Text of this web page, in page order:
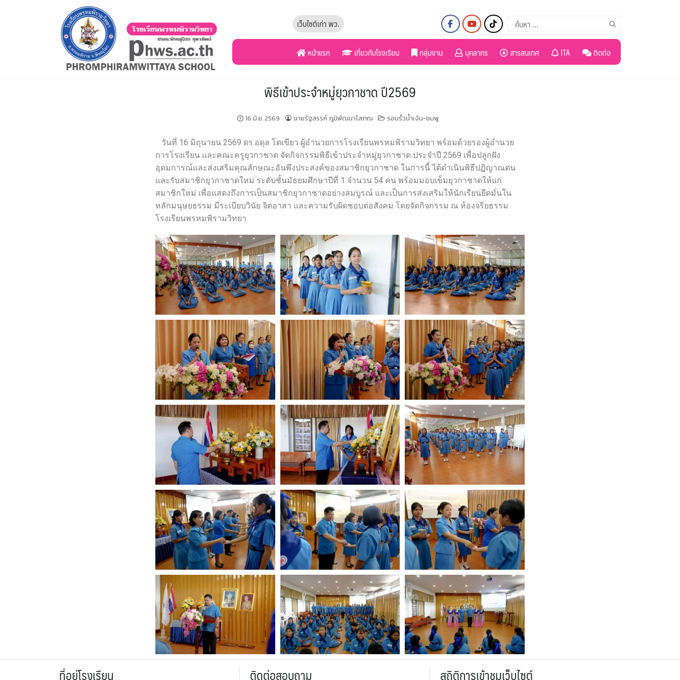
เว็บไซต์เก่า พว.
หน้าแรก เกี่ยวกับโรงเรียน กลุ่มงาน บุคลากร สารสนเทศ ITA ติดต่อ
พิธีเข้าประจำหมู่ยุวกาชาด ปี2569
16 มิ.ย. 2569 นายรัฐสรรค์ ภูมิพัฒนาโสภณ รอบรั้วน้ำเงิน-ชมพู
วันที่ 16 มิถุนายน 2569 ดร.อดุล โตเขียว ผู้อำนวยการโรงเรียนพรหมพิรามวิทยา พร้อมด้วยรองผู้อำนวย
การโรงเรียน และคณะครูยุวกาชาด จัดกิจกรรมพิธีเข้าประจำหมู่ยุวกาชาด ประจำปี 2569 เพื่อปลูกฝัง
อุดมการณ์และส่งเสริมคุณลักษณะอันพึงประสงค์ของสมาชิกยุวกาชาด ในการนี้ ได้ดำเนินพิธีปฏิญาณตน
และรับสมาชิกยุวกาชาดใหม่ ระดับชั้นมัธยมศึกษาปีที่ 1 จำนวน 54 คน พร้อมมอบเข็มยุวกาชาดให้แก่
สมาชิกใหม่ เพื่อแสดงถึงการเป็นสมาชิกยุวกาชาดอย่างสมบูรณ์ และเป็นการส่งเสริมให้นักเรียนยึดมั่นใน
หลักมนุษยธรรม มีระเบียบวินัย จิตอาสา และความรับผิดชอบต่อสังคม โดยจัดกิจกรรม ณ ห้องจริยธรรม
โรงเรียนพรหมพิรามวิทยา
ที่อยู่โรงเรียน ติดต่อสอบถาม สถิติการเข้าชมเว็บไซต์